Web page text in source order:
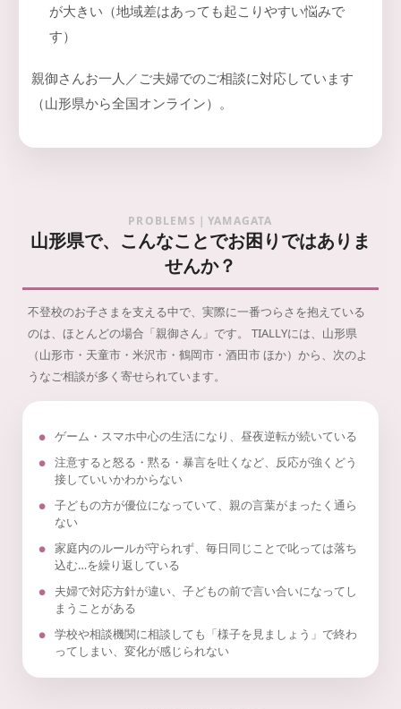
が大きい（地域差はあっても起こりやすい悩みで
す）
親御さんお一人／ご夫婦でのご相談に対応しています
（山形県から全国オンライン）。
PROBLEMS｜YAMAGATA
山形県で、こんなことでお困りではありま
せんか？
不登校のお子さまを支える中で、実際に一番つらさを抱えている
のは、ほとんどの場合「親御さん」です。
TIALLYには、山形県
（山形市・天童市・米沢市・鶴岡市・酒田市 ほか）から、次のよ
うなご相談が多く寄せられています。
ゲーム・スマホ中心の生活になり、昼夜逆転が続いている
注意すると怒る・黙る・暴言を吐くなど、反応が強くどう
接していいかわからない
子どもの方が優位になっていて、親の言葉がまったく通ら
ない
家庭内のルールが守られず、毎日同じことで叱っては落ち
込む…を繰り返している
夫婦で対応方針が違い、子どもの前で言い合いになってし
まうことがある
学校や相談機関に相談しても「様子を見ましょう」で終わ
ってしまい、変化が感じられない